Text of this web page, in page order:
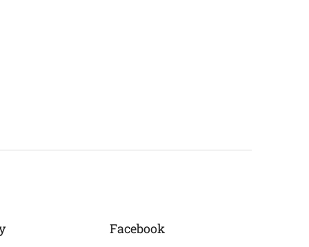
Facebook